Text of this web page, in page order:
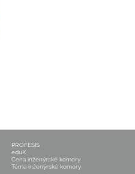
PROFESIS
eduK
Cena inženýrské komory
Téma inženýrské komory